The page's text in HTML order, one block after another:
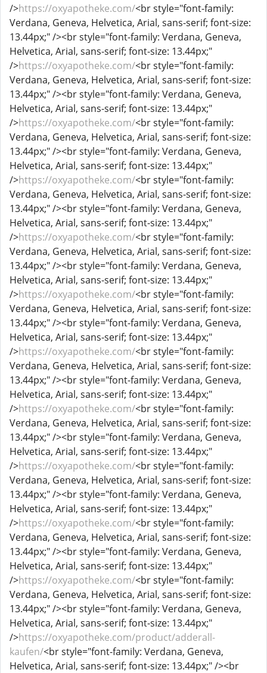
/>https://oxyapotheke.com/<br style="font-family:
Verdana, Geneva, Helvetica, Arial, sans-serif; font-size:
13.44px;" /><br style="font-family: Verdana, Geneva,
Helvetica, Arial, sans-serif; font-size: 13.44px;"
/>https://oxyapotheke.com/<br style="font-family:
Verdana, Geneva, Helvetica, Arial, sans-serif; font-size:
13.44px;" /><br style="font-family: Verdana, Geneva,
Helvetica, Arial, sans-serif; font-size: 13.44px;"
/>https://oxyapotheke.com/<br style="font-family:
Verdana, Geneva, Helvetica, Arial, sans-serif; font-size:
13.44px;" /><br style="font-family: Verdana, Geneva,
Helvetica, Arial, sans-serif; font-size: 13.44px;"
/>https://oxyapotheke.com/<br style="font-family:
Verdana, Geneva, Helvetica, Arial, sans-serif; font-size:
13.44px;" /><br style="font-family: Verdana, Geneva,
Helvetica, Arial, sans-serif; font-size: 13.44px;"
/>https://oxyapotheke.com/<br style="font-family:
Verdana, Geneva, Helvetica, Arial, sans-serif; font-size:
13.44px;" /><br style="font-family: Verdana, Geneva,
Helvetica, Arial, sans-serif; font-size: 13.44px;"
/>https://oxyapotheke.com/<br style="font-family:
Verdana, Geneva, Helvetica, Arial, sans-serif; font-size:
13.44px;" /><br style="font-family: Verdana, Geneva,
Helvetica, Arial, sans-serif; font-size: 13.44px;"
/>https://oxyapotheke.com/<br style="font-family:
Verdana, Geneva, Helvetica, Arial, sans-serif; font-size:
13.44px;" /><br style="font-family: Verdana, Geneva,
Helvetica, Arial, sans-serif; font-size: 13.44px;"
/>https://oxyapotheke.com/<br style="font-family:
Verdana, Geneva, Helvetica, Arial, sans-serif; font-size:
13.44px;" /><br style="font-family: Verdana, Geneva,
Helvetica, Arial, sans-serif; font-size: 13.44px;"
/>https://oxyapotheke.com/<br style="font-family:
Verdana, Geneva, Helvetica, Arial, sans-serif; font-size:
13.44px;" /><br style="font-family: Verdana, Geneva,
Helvetica, Arial, sans-serif; font-size: 13.44px;"
/>https://oxyapotheke.com/<br style="font-family:
Verdana, Geneva, Helvetica, Arial, sans-serif; font-size:
13.44px;" /><br style="font-family: Verdana, Geneva,
Helvetica, Arial, sans-serif; font-size: 13.44px;"
/>https://oxyapotheke.com/<br style="font-family:
Verdana, Geneva, Helvetica, Arial, sans-serif; font-size:
13.44px;" /><br style="font-family: Verdana, Geneva,
Helvetica, Arial, sans-serif; font-size: 13.44px;"
/>https://oxyapotheke.com/product/adderall-
kaufen/<br style="font-family: Verdana, Geneva,
Helvetica, Arial, sans-serif; font-size: 13.44px;" /><br